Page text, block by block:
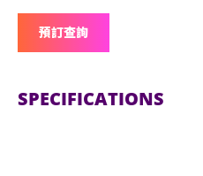
預訂查詢
SPECIFICATIONS